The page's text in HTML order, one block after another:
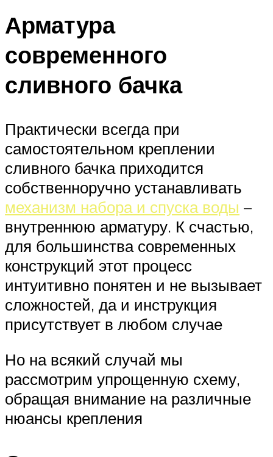
Арматура
современного
сливного бачка
Практически всегда при
самостоятельном креплении
сливного бачка приходится
собственноручно устанавливать
механизм набора и спуска воды –
внутреннюю арматуру. К счастью,
для большинства современных
конструкций этот процесс
интуитивно понятен и не вызывает
сложностей, да и инструкция
присутствует в любом случае
Но на всякий случай мы
рассмотрим упрощенную схему,
обращая внимание на различные
нюансы крепления